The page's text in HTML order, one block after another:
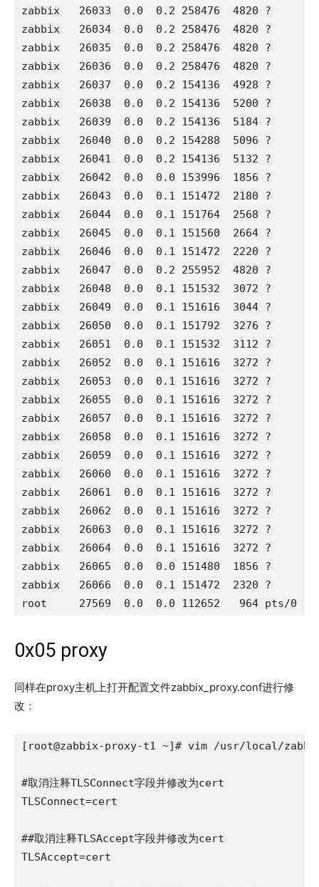
zabbix   26033  0.0  0.2 258476  4820 ?
zabbix   26034  0.0  0.2 258476  4820 ?
zabbix   26035  0.0  0.2 258476  4820 ?
zabbix   26036  0.0  0.2 258476  4820 ?
zabbix   26037  0.0  0.2 154136  4928 ?
zabbix   26038  0.0  0.2 154136  5200 ?
zabbix   26039  0.0  0.2 154136  5184 ?
zabbix   26040  0.0  0.2 154288  5096 ?
zabbix   26041  0.0  0.2 154136  5132 ?
zabbix   26042  0.0  0.0 153996  1856 ?
zabbix   26043  0.0  0.1 151472  2180 ?
zabbix   26044  0.0  0.1 151764  2568 ?
zabbix   26045  0.0  0.1 151560  2664 ?
zabbix   26046  0.0  0.1 151472  2220 ?
zabbix   26047  0.0  0.2 255952  4820 ?
zabbix   26048  0.0  0.1 151532  3072 ?
zabbix   26049  0.0  0.1 151616  3044 ?
zabbix   26050  0.0  0.1 151792  3276 ?
zabbix   26051  0.0  0.1 151532  3112 ?
zabbix   26052  0.0  0.1 151616  3272 ?
zabbix   26053  0.0  0.1 151616  3272 ?
zabbix   26055  0.0  0.1 151616  3272 ?
zabbix   26057  0.0  0.1 151616  3272 ?
zabbix   26058  0.0  0.1 151616  3272 ?
zabbix   26059  0.0  0.1 151616  3272 ?
zabbix   26060  0.0  0.1 151616  3272 ?
zabbix   26061  0.0  0.1 151616  3272 ?
zabbix   26062  0.0  0.1 151616  3272 ?
zabbix   26063  0.0  0.1 151616  3272 ?
zabbix   26064  0.0  0.1 151616  3272 ?
zabbix   26065  0.0  0.0 151480  1856 ?
zabbix   26066  0.0  0.1 151472  2320 ?
root     27569  0.0  0.0 112652   964 pts/0
0x05 proxy
同样在proxy主机上打开配置文件zabbix_proxy.conf进行修
改：
[root@zabbix-proxy-t1 ~]# vim /usr/local/
#取消注释TLSConnect字段并修改为cert
TLSConnect=cert
##取消注释TLSAccept字段并修改为cert
TLSAccept=cert